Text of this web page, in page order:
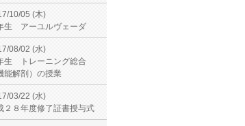
10/05 (木)
生 アーユルヴェーダ
08/02 (水)
生 トレーニング総合
能解剖）の授業
03/22 (水)
２８年度修了証書授与式